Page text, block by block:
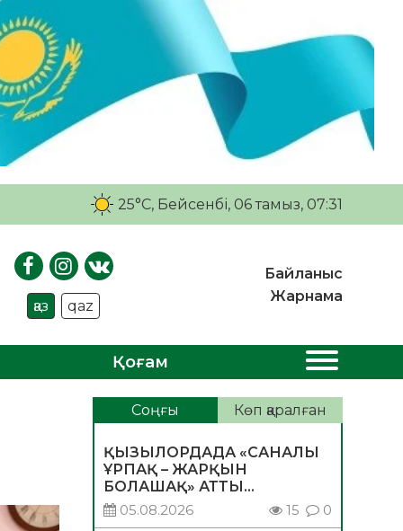
25°C, Бейсенбі, 06 тамыз, 07:31
қаз qaz
Байланыс
Жарнама
Қоғам
Соңғы Көп қаралған
ҚЫЗЫЛОРДАДА «САНАЛЫ
ҰРПАҚ – ЖАРҚЫН
БОЛАШАҚ» АТТЫ
КЕҢЕЙТІЛГЕН МӘЖІЛІС
ӨТТІ
05.08.2026 15 0